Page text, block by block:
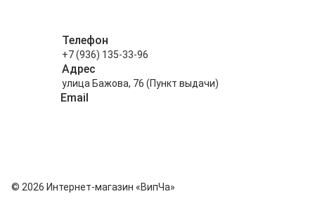
Телефон
+7 (936) 135-33-96
Адрес
улица Бажова, 76 (Пункт выдачи)
Email
© 2026 Интернет-магазин «ВипЧа»